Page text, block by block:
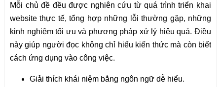
Mỗi chủ đề đều được nghiên cứu từ quá trình triển khai
website thực tế, tổng hợp những lỗi thường gặp, những
kinh nghiệm tối ưu và phương pháp xử lý hiệu quả. Điều
này giúp người đọc không chỉ hiểu kiến thức mà còn biết
cách ứng dụng vào công việc.
Giải thích khái niệm bằng ngôn ngữ dễ hiểu.